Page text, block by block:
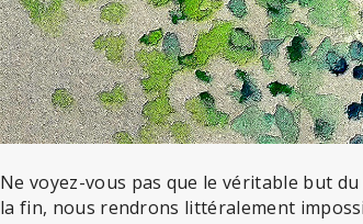
Ne voyez-vous pas que le véritable but
la fin, nous rendrons littéralement